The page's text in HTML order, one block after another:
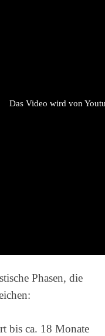
Das Video wird von
Phasen, die
bis ca. 18 Monate